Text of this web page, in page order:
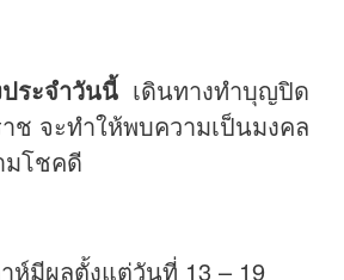
ประจำวันนี้ เดินทางทำบุญปิด
ช จะทำให้พบความเป็นมงคล
มโชคดี
ห์มีผลตั้งแต่วันที่ 13 – 19